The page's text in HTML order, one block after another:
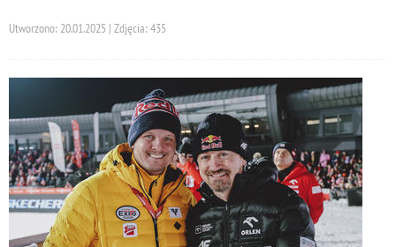
Utworzono: 20.01.2025 | Zdjęcia: 435